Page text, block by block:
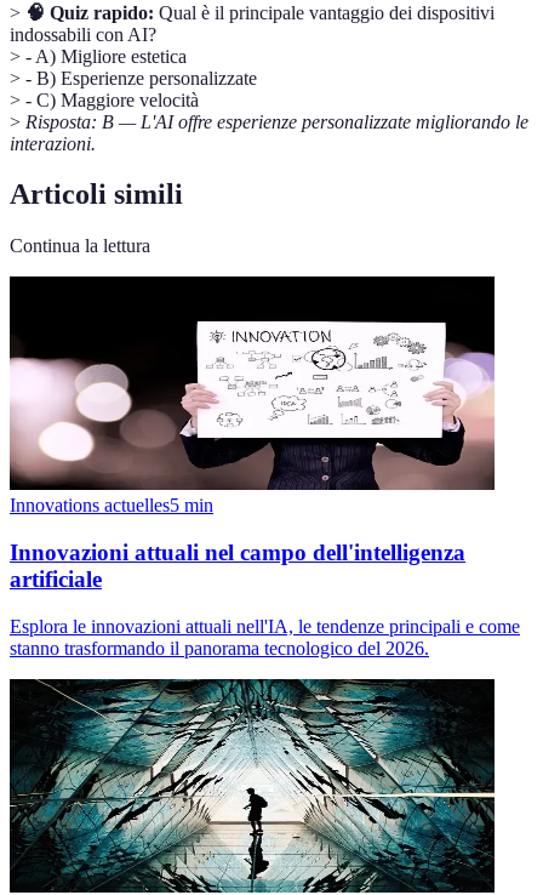
> 🧠 Quiz rapido: Qual è il principale vantaggio dei dispositivi
indossabili con AI?
> - A) Migliore estetica
> - B) Esperienze personalizzate
> - C) Maggiore velocità
> Risposta: B — L'AI offre esperienze personalizzate migliorando le
interazioni.
Articoli simili
Continua la lettura
Innovations actuelles5 min
Innovazioni attuali nel campo dell'intelligenza
artificiale
Esplora le innovazioni attuali nell'IA, le tendenze principali e come
stanno trasformando il panorama tecnologico del 2026.